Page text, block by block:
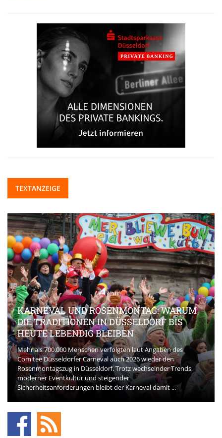
TEXTANZEIGE
KARNEVAL UND ROSENMONTAG: WARUM
DIE TRADITIONEN IN DÜSSELDORF BIS
HEUTE LEBENDIG BLEIBEN
Mehr als 700.000 Menschen verfolgten laut Angaben des
Comitee Düsseldorfer Carneval auch 2026 wieder den
Rosenmontagszug in Düsseldorf. Trotz wechselnder Trends,
moderner Eventkultur und steigender
Sicherheitsanforderungen bleibt der Karneval damit ...